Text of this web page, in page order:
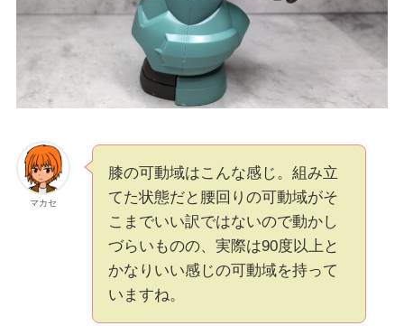
マカセ
膝の可動域はこんな感じ。組み立
てた状態だと腰回りの可動域がそ
こまでいい訳ではないので動かし
づらいものの、実際は90度以上と
かなりいい感じの可動域を持って
いますね。